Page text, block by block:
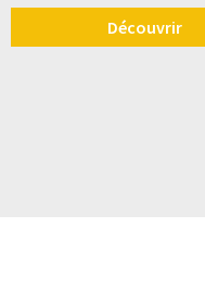
Découvrir